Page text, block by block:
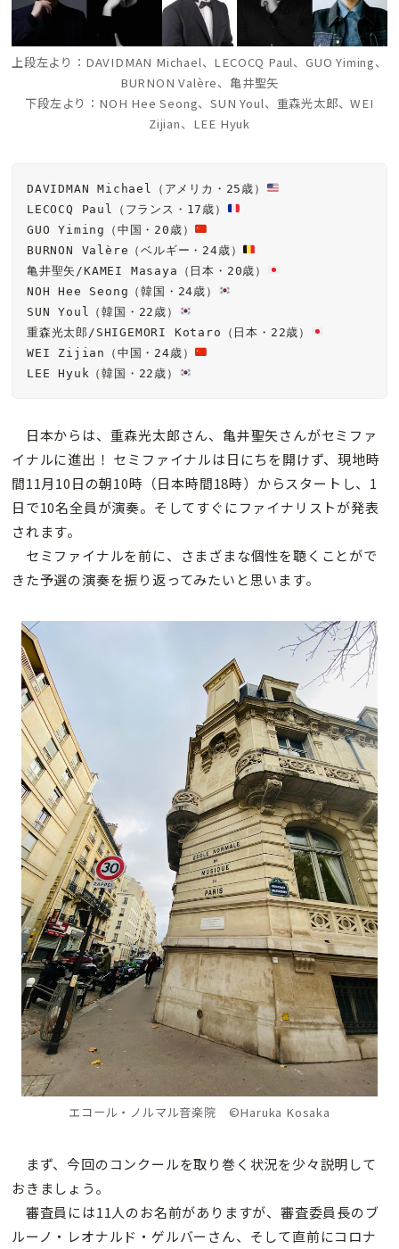
上段左より：DAVIDMAN Michael、 LECOCQ Paul、GUO Yiming、
BURNON Valère、 亀井聖矢
下段左より： NOH Hee Seong、SUN Youl、 重森光太郎、WEI
Zijian、 LEE Hyuk
DAVIDMAN Michael（アメリカ・25歳）
LECOCQ Paul（フランス・17歳）
GUO Yiming（中国・20歳）
BURNON Valère（ベルギー・24歳）
亀井聖矢/KAMEI Masaya（日本・20歳）
NOH Hee Seong（韓国・24歳）
SUN Youl（韓国・22歳）
重森光太郎/SHIGEMORI Kotaro（日本・22歳）
WEI Zijian（中国・24歳）
LEE Hyuk（韓国・22歳）
日本からは、重森光太郎さん、亀井聖矢さんがセミファ
イナルに進出！ セミファイナルは日にちを開けず、現地時
間11月10日の朝10時（日本時間18時）からスタートし、1
日で10名全員が演奏。そしてすぐにファイナリストが発表
されます。
セミファイナルを前に、さまざまな個性を聴くことがで
きた予選の演奏を振り返ってみたいと思います。
エコール・ノルマル音楽院 ©Haruka Kosaka
まず、今回のコンクールを取り巻く状況を少々説明して
おきましょう。
審査員には11人のお名前がありますが、審査委員長のブ
ルーノ・レオナルド・ゲルバーさん、そして直前にコロナ